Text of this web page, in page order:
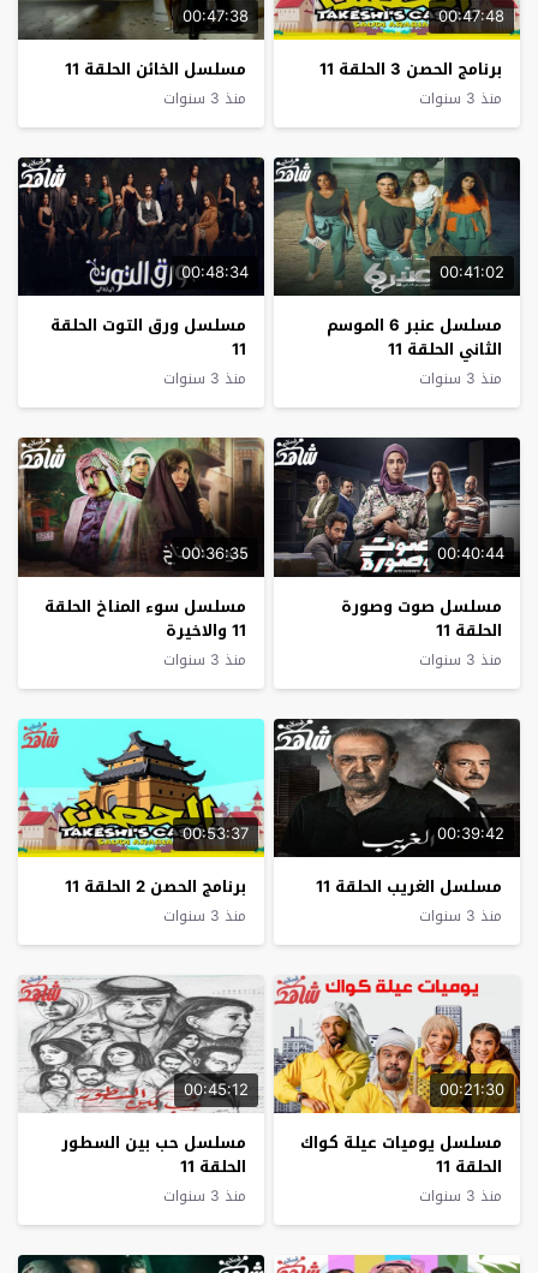
00:47:48
برنامج الحصن 3 الحلقة 11
منذ 3 سنوات
00:47:38
مسلسل الخائن الحلقة 11
منذ 3 سنوات
00:41:02
مسلسل عنبر 6 الموسم
الثاني الحلقة 11
منذ 3 سنوات
00:48:34
مسلسل ورق التوت الحلقة
11
منذ 3 سنوات
00:40:44
مسلسل صوت وصورة
الحلقة 11
منذ 3 سنوات
00:36:35
مسلسل سوء المناخ الحلقة
11 والاخيرة
منذ 3 سنوات
00:39:42
مسلسل الغريب الحلقة 11
منذ 3 سنوات
00:53:37
برنامج الحصن 2 الحلقة 11
منذ 3 سنوات
00:21:30
مسلسل يوميات عيلة كواك
الحلقة 11
منذ 3 سنوات
00:45:12
مسلسل حب بين السطور
الحلقة 11
منذ 3 سنوات